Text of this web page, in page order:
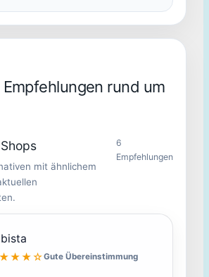
rund um
mit ähnlichem
6
Empfehlungen
Gute Übereinstimmung